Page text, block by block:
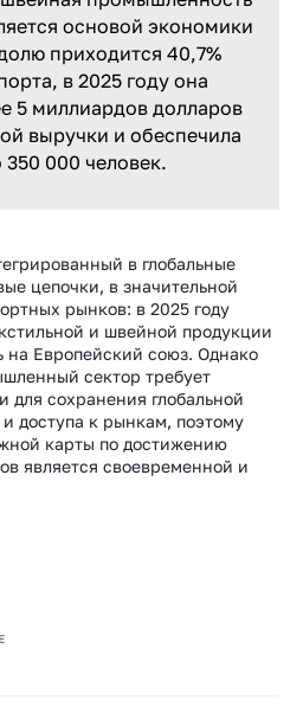
основой экономики
приходится 40,7%
в 2025 году она
5 миллиардов долларов
выручки и обеспечила
000 человек.
в глобальные
цепочки, в значительной
рынков: в 2025 году
и швейной продукции
Европейский союз. Однако
сектор требует
для сохранения глобальной
доступа к рынкам, поэтому
карты по достижению
является своевременной и